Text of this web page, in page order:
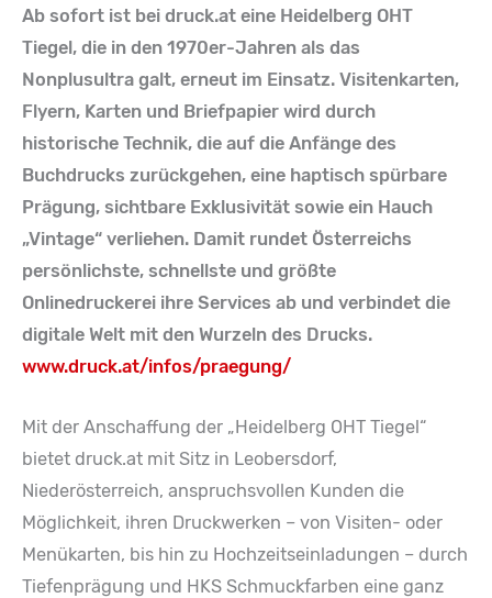
Ab sofort ist bei druck.at eine Heidelberg OHT
Tiegel, die in den 1970er-Jahren als das
Nonplusultra galt, erneut im Einsatz. Visitenkarten,
Flyern, Karten und Briefpapier wird durch
historische Technik, die auf die Anfänge des
Buchdrucks zurückgehen, eine haptisch spürbare
Prägung, sichtbare Exklusivität sowie ein Hauch
„Vintage“ verliehen. Damit rundet Österreichs
persönlichste, schnellste und größte
Onlinedruckerei ihre Services ab und verbindet die
digitale Welt mit den Wurzeln des Drucks.
www.druck.at/infos/praegung/
Mit der Anschaffung der „Heidelberg OHT Tiegel“
bietet druck.at mit Sitz in Leobersdorf,
Niederösterreich, anspruchsvollen Kunden die
Möglichkeit, ihren Druckwerken – von Visiten- oder
Menükarten, bis hin zu Hochzeitseinladungen – durch
Tiefenprägung und HKS Schmuckfarben eine ganz